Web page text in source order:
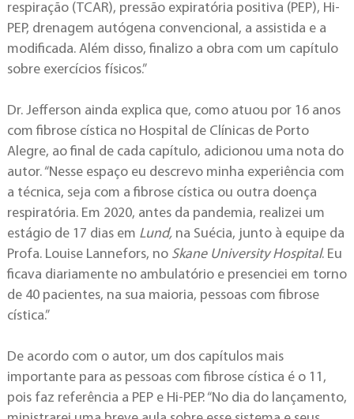
respiração (TCAR), pressão expiratória positiva (PEP), Hi-
PEP, drenagem autógena convencional, a assistida e a
modificada. Além disso, finalizo a obra com um capítulo
sobre exercícios físicos.”
Dr. Jefferson ainda explica que, como atuou por 16 anos
com fibrose cística no Hospital de Clínicas de Porto
Alegre, ao final de cada capítulo, adicionou uma nota do
autor. “Nesse espaço eu descrevo minha experiência com
a técnica, seja com a fibrose cística ou outra doença
respiratória. Em 2020, antes da pandemia, realizei um
estágio de 17 dias em Lund,na Suécia, junto à equipe da
Profa. Louise Lannefors, no Skane University Hospital. Eu
ficava diariamente no ambulatório e presenciei em torno
de 40 pacientes, na sua maioria, pessoas com fibrose
cística.”
De acordo com o autor, um dos capítulos mais
importante para as pessoas com fibrose cística é o 11,
pois faz referência a PEP e Hi-PEP. “No dia do lançamento,